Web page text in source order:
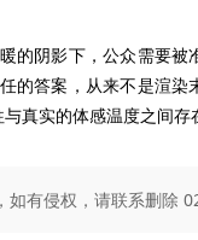
阴影下，公众需要被
的答案，从来不是渲染
真实的体感温度之间存
有侵权，请联系删除